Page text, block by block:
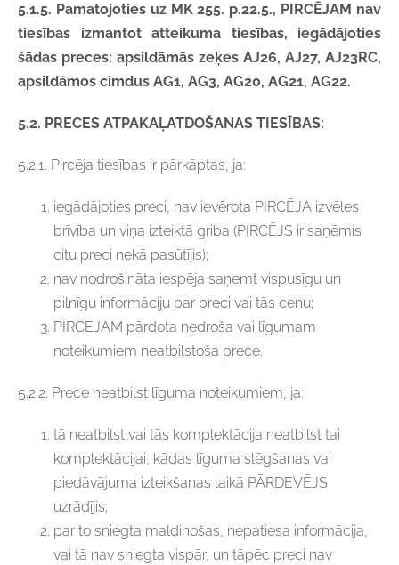
5.1.5. Pamatojoties uz MK 255. p.22.5., PIRCĒJAM nav
tiesības izmantot atteikuma tiesības, iegādājoties
šādas preces: apsildāmās zeķes AJ26, AJ27, AJ23RC,
apsildāmos cimdus AG1, AG3, AG20, AG21, AG22.
5.2. PRECES ATPAKAĻATDOŠANAS TIESĪBAS:
5.2.1. Pircēja tiesības ir pārkāptas, ja:
iegādājoties preci, nav ievērota PIRCĒJA izvēles
brīvība un viņa izteiktā griba (PIRCĒJS ir saņēmis
citu preci nekā pasūtījis);
nav nodrošināta iespēja saņemt vispusīgu un
pilnīgu informāciju par preci vai tās cenu;
PIRCĒJAM pārdota nedroša vai līgumam
noteikumiem neatbilstoša prece.
5.2.2. Prece neatbilst līguma noteikumiem, ja:
tā neatbilst vai tās komplektācija neatbilst tai
komplektācijai, kādas līguma slēgšanas vai
piedāvājuma izteikšanas laikā PĀRDEVĒJS
uzrādījis;
par to sniegta maldinošas, nepatiesa informācija,
vai tā nav sniegta vispār, un tāpēc preci nav